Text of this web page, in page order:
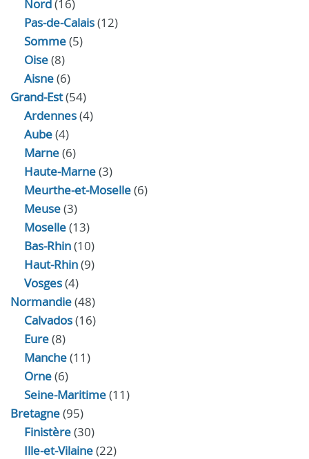
Nord(16)
Pas-de-Calais(12)
Somme(5)
Oise(8)
Aisne(6)
Grand-Est(54)
Ardennes(4)
Aube(4)
Marne(6)
Haute-Marne(3)
Meurthe-et-Moselle(6)
Meuse(3)
Moselle(13)
Bas-Rhin(10)
Haut-Rhin(9)
Vosges(4)
Normandie(48)
Calvados(16)
Eure(8)
Manche(11)
Orne(6)
Seine-Maritime(11)
Bretagne(95)
Finistère(30)
Ille-et-Vilaine(22)